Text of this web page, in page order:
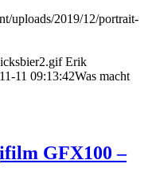
uploads/2019/12/portrait-
Erik
11 09:13:42Was macht
GFX100 –